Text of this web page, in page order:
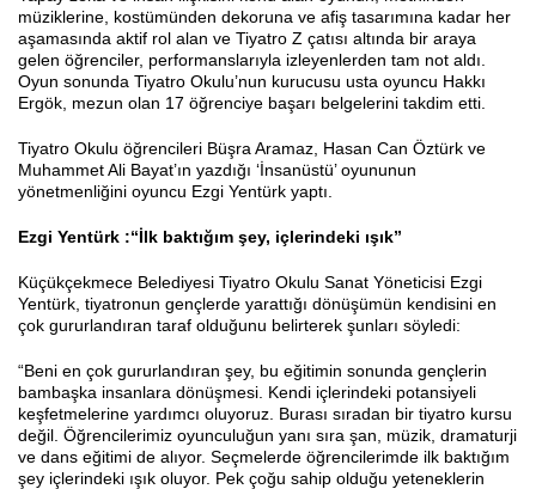
müziklerine, kostümünden dekoruna ve afiş tasarımına kadar her
aşamasında aktif rol alan ve Tiyatro Z çatısı altında bir araya
gelen öğrenciler, performanslarıyla izleyenlerden tam not aldı.
Oyun sonunda Tiyatro Okulu’nun kurucusu usta oyuncu Hakkı
Ergök, mezun olan 17 öğrenciye başarı belgelerini takdim etti.
Tiyatro Okulu öğrencileri Büşra Aramaz, Hasan Can Öztürk ve
Muhammet Ali Bayat’ın yazdığı ‘İnsanüstü’ oyununun
yönetmenliğini oyuncu Ezgi Yentürk yaptı.
Ezgi Yentürk :“İlk baktığım şey, içlerindeki ışık”
Küçükçekmece Belediyesi Tiyatro Okulu Sanat Yöneticisi Ezgi
Yentürk, tiyatronun gençlerde yarattığı dönüşümün kendisini en
çok gururlandıran taraf olduğunu belirterek şunları söyledi:
“Beni en çok gururlandıran şey, bu eğitimin sonunda gençlerin
bambaşka insanlara dönüşmesi. Kendi içlerindeki potansiyeli
keşfetmelerine yardımcı oluyoruz. Burası sıradan bir tiyatro kursu
değil. Öğrencilerimiz oyunculuğun yanı sıra şan, müzik, dramaturji
ve dans eğitimi de alıyor. Seçmelerde öğrencilerimde ilk baktığım
şey içlerindeki ışık oluyor. Pek çoğu sahip olduğu yeteneklerin